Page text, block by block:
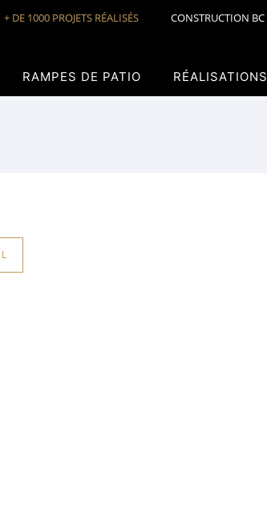
CONSTRUCTION BC
+ DE 1000 PROJETS RÉALISÉS
RAMPES DE PATIO RÉALISATIONS